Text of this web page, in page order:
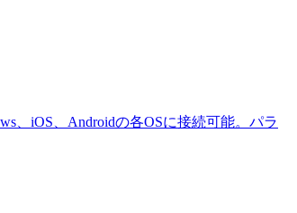
、iOS、Androidの各OSに接続可能。パラ